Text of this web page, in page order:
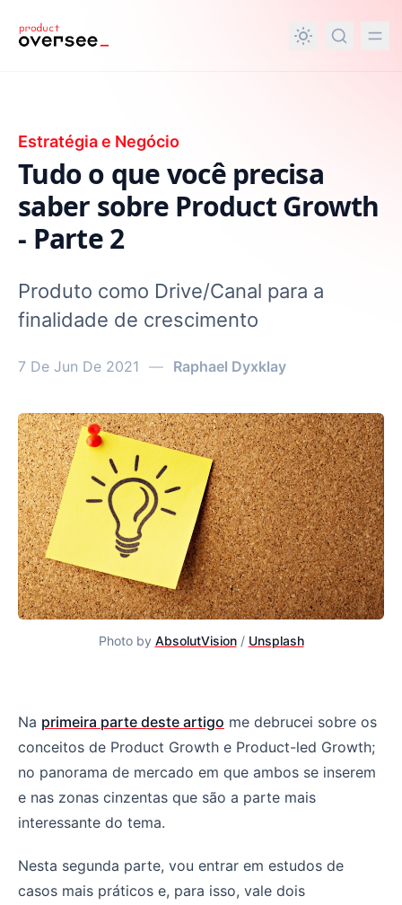
principal
Estratégia e Negócio
Tudo o que você precisa
saber sobre Product Growth
- Parte 2
Produto como Drive/Canal para a
finalidade de crescimento
7 De Jun De 2021 — Raphael Dyxklay
Photo by AbsolutVision/ Unsplash
Tudo o que você precisa saber sobre Product Growth -
Na primeira parte deste artigo me debrucei sobre os
conceitos de Product Growth e Product-led Growth;
no panorama de mercado em que ambos se inserem
e nas zonas cinzentas que são a parte mais
interessante do tema.
Nesta segunda parte, vou entrar em estudos de
casos mais práticos e, para isso, vale dois